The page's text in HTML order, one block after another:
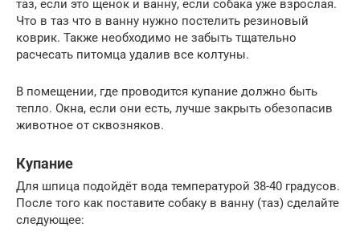
таз, если это щенок и ванну, если собака уже взрослая.
Что в таз что в ванну нужно постелить резиновый
коврик. Также необходимо не забыть тщательно
расчесать питомца удалив все колтуны.
В помещении, где проводится купание должно быть
тепло. Окна, если они есть, лучше закрыть обезопасив
животное от сквозняков.
Купание
Для шпица подойдёт вода температурой 38-40 градусов.
После того как поставите собаку в ванну (таз) сделайте
следующее: